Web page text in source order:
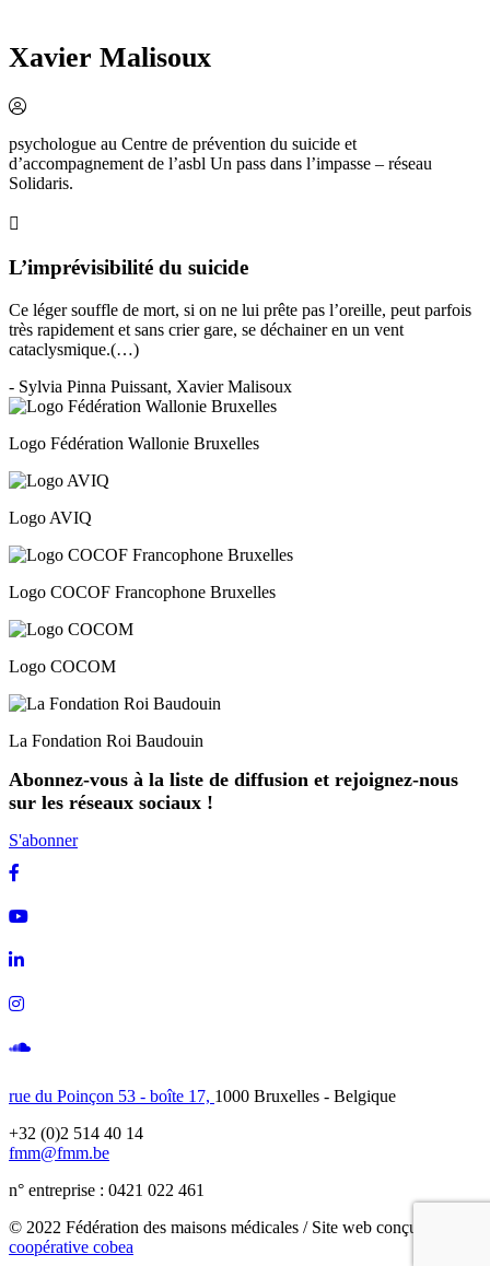
Xavier Malisoux
psychologue au Centre de prévention du suicide et
d’accompagnement de l’asbl Un pass dans l’impasse – réseau
Solidaris.
L’imprévisibilité du suicide
Ce léger souffle de mort, si on ne lui prête pas l’oreille, peut parfois
très rapidement et sans crier gare, se déchainer en un vent
cataclysmique.(…)
- Sylvia Pinna Puissant, Xavier Malisoux
Logo Fédération Wallonie Bruxelles
Logo AVIQ
Logo COCOF Francophone Bruxelles
Logo COCOM
La Fondation Roi Baudouin
Abonnez-vous à la liste de diffusion et rejoignez-nous
sur les réseaux sociaux !
S'abonner
rue du Poinçon 53 - boîte 17, 1000 Bruxelles - Belgique
+32 (0)2 514 40 14
fmm@fmm.be
n° entreprise : 0421 022 461
© 2022 Fédération des maisons médicales / Site web conçu avec
coopérative cobea